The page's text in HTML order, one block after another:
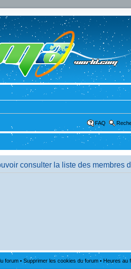
FAQ
consulter la liste des membres
forum • Supprimer les cookies du forum • Heures au